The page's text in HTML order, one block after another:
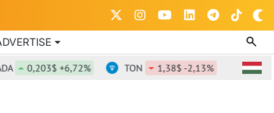
0,203$ +6,72% TON 1,38$ -2,13% DOT